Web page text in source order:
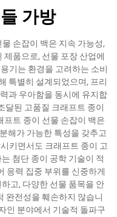
가방
손잡이 백은 지속 가능성,
품으로, 선물 포장 산업에
기는 환경을 고려하는 소비
특별히 설계되었으며, 프리
과 우아함을 동시에 유지합
달된 고품질 크래프트 종이
프트 종이 선물 손잡이 백은
해가 가능한 특성을 갖추고
키면서도 크래프트 종이 고
첨단 종이 공학 기술이 적
응력 집중 부위를 신중하게
고, 다양한 선물 품목을 안
완전성을 훼손하지 않습니
인 분야에서 기술적 돌파구